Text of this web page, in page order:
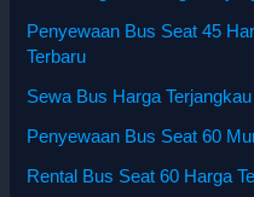
Penyewaan Bus Seat 45
Terbaru
Sewa Bus Harga
Penyewaan Bus Seat 60
Rental Bus Seat 60 Harga